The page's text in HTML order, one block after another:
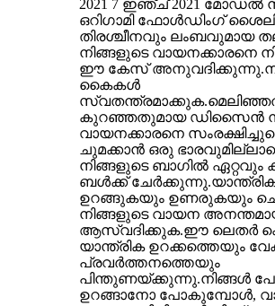
2021 7 ഇഞ്ച് 2021 മോഡൽ
ഒറിഗാമി ഫോൾഡിംഗ്
തിരശ്ചീനവും ലംബവുമായ
നിങ്ങളുടെ വായനക്കാരനെ
ഈ കേസ്
കൈകൾ
കുറഞ്ഞതുമായ ഡിസൈൻ
വായനക്കാരനെ
ചുമക്കാൻ ഒരു
നിങ്ങളുടെ ബാഗിൽ
ബൾക്ക്
ഉറങ്ങുകയും ഉണരുകയും
നിങ്ങളുടെ വായന
ആസ്വദിക്കുക.ഈ ലെതർ
യാന്ത്രിക ഉറക്കത്തെയും
പ്രവർത്തനത്തെയും
പിന്തുണയ്ക്കുന്നു.നിങ്ങൾ
ഉറങ്ങാനോ പോകുമ്പോൾ,